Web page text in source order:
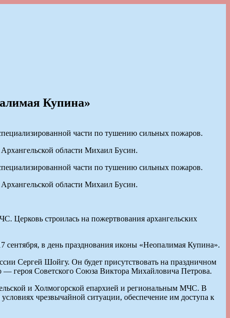
Купина»
части по тушению сильных пожаров.
области Михаил Бусин.
части по тушению сильных пожаров.
области Михаил Бусин.
Церковь строилась на пожертвования архангельских
в день празднования иконы «Неопалимая Купина».
Сергей Шойгу. Он будет присутствовать на праздничном
— героя Советского Союза Виктора Михайловича Петрова.
и Холмогорской епархией и региональным МЧС. В
чрезвычайной ситуации, обеспечение им доступа к